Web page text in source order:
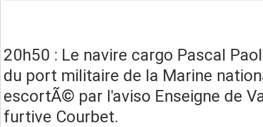
20h50 : Le navire cargo Pascal
du port militaire de la Marine
escortÃ© par l'aviso Enseigne de
furtive Courbet.